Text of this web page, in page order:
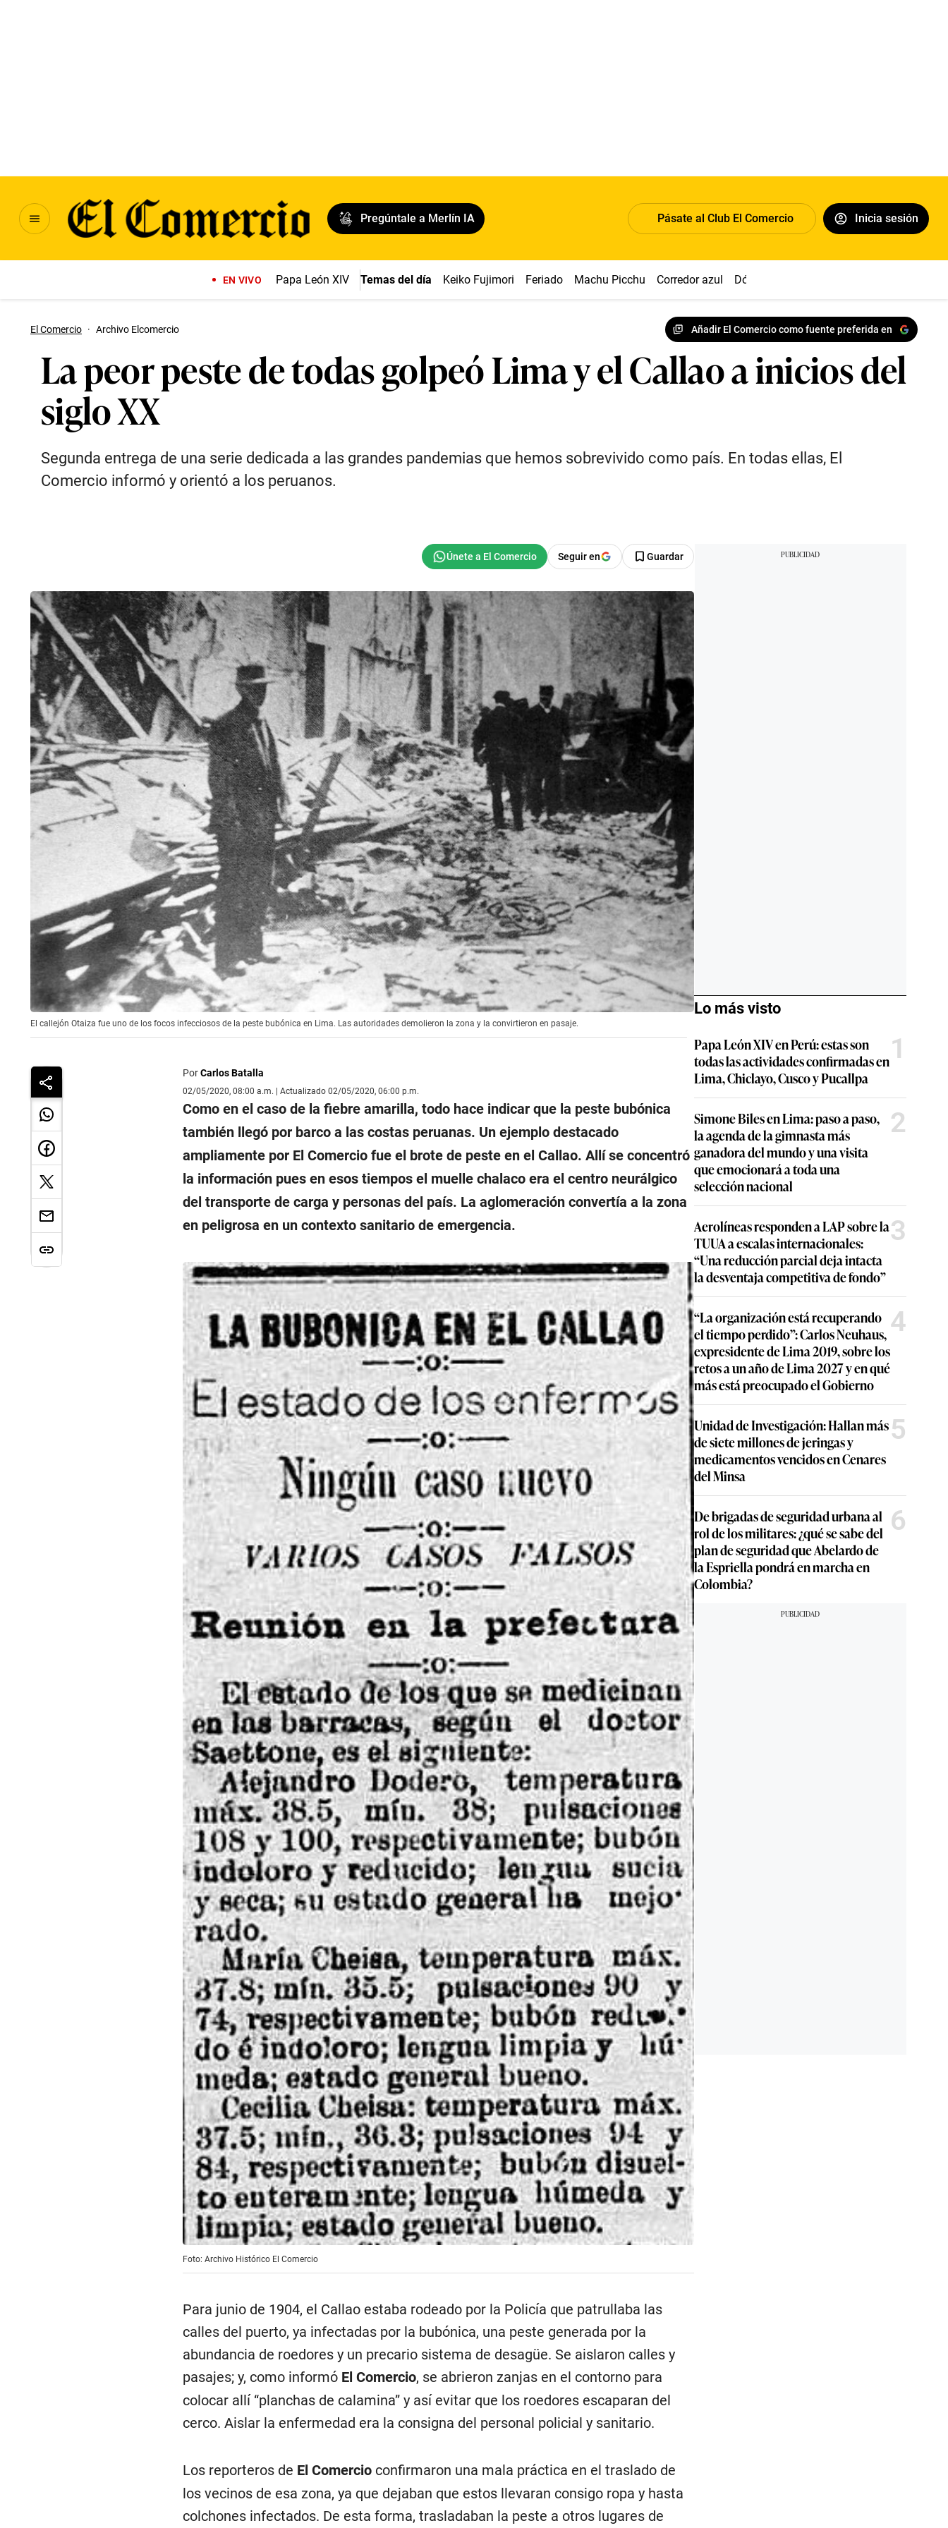
Pregúntale a Merlín IA Pásate al Club El Comercio Inicia sesión
EN VIVO Papa León XIV Temas del día Keiko Fujimori Feriado Machu Picchu Corredor azul Dólar
El Comercio · Archivo Elcomercio Añadir El Comercio como fuente preferida en
La peor peste de todas golpeó Lima y el Callao a inicios del
siglo XX
Segunda entrega de una serie dedicada a las grandes pandemias que hemos sobrevivido como país. En todas ellas, El
Comercio informó y orientó a los peruanos.
Seguir en Guardar
El callejón Otaiza fue uno de los focos infecciosos de la peste bubónica en Lima. Las autoridades demolieron la zona y la convirtieron en pasaje.
PorCarlos Batalla
02/05/2020, 08:00 a.m. | Actualizado 02/05/2020, 06:00 p.m.
Como en el caso de la fiebre amarilla, todo hace indicar que la peste bubónica
también llegó por barco a las costas peruanas. Un ejemplo destacado
ampliamente por El Comercio fue el brote de peste en el Callao. Allí se concentró
la información pues en esos tiempos el muelle chalaco era el centro neurálgico
del transporte de carga y personas del país. La aglomeración convertía a la zona
en peligrosa en un contexto sanitario de emergencia.
Foto: Archivo Histórico El Comercio
Para junio de 1904, el Callao estaba rodeado por la Policía que patrullaba las
calles del puerto, ya infectadas por la bubónica, una peste generada por la
abundancia de roedores y un precario sistema de desagüe. Se aislaron calles y
pasajes; y, como informó El Comercio, se abrieron zanjas en el contorno para
colocar allí “planchas de calamina” y así evitar que los roedores escaparan del
cerco. Aislar la enfermedad era la consigna del personal policial y sanitario.
Los reporteros de El Comercioconfirmaron una mala práctica en el traslado de
los vecinos de esa zona, ya que dejaban que estos llevaran consigo ropa y hasta
colchones infectados. De esta forma, trasladaban la peste a otros lugares de
Lo más visto
Papa León XIV en Perú: estas son
todas las actividades confirmadas en
Lima, Chiclayo, Cusco y Pucallpa
1
Simone Biles en Lima: paso a paso,
la agenda de la gimnasta más
ganadora del mundo y una visita
que emocionará a toda una
selección nacional
2
Aerolíneas responden a LAP sobre la
TUUA a escalas internacionales:
“Una reducción parcial deja intacta
la desventaja competitiva de fondo”
3
“La organización está recuperando
el tiempo perdido”: Carlos Neuhaus,
expresidente de Lima 2019, sobre los
retos a un año de Lima 2027 y en qué
más está preocupado el Gobierno
4
Unidad de Investigación: Hallan más
de siete millones de jeringas y
medicamentos vencidos en Cenares
del Minsa
5
De brigadas de seguridad urbana al
rol de los militares: ¿qué se sabe del
plan de seguridad que Abelardo de
la Espriella pondrá en marcha en
Colombia?
6